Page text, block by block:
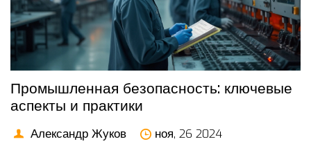
работников и бесперебойного функционирования
производства.
Промышленная безопасность: ключевые
аспекты и практики
Александр Жуков
ноя, 26 2024